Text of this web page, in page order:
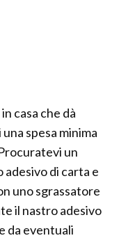
casa che dà
spesa minima
un
adesivo di carta e
uno sgrassatore
il nastro adesivo
da eventuali